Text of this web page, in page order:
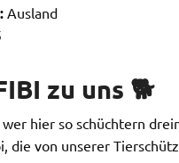
Ausland
zu uns 🐕
hier so schüchtern
die von unserer